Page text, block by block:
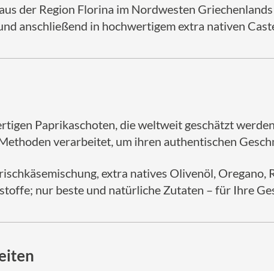
der Region Florina im Nordwesten
anschließend in hochwertigem extra nativen
Paprikaschoten, die weltweit geschätzt
verarbeitet, um ihren authentischen
extra natives Olivenöl, Oregano,
nur beste und natürliche Zutaten – für Ihre